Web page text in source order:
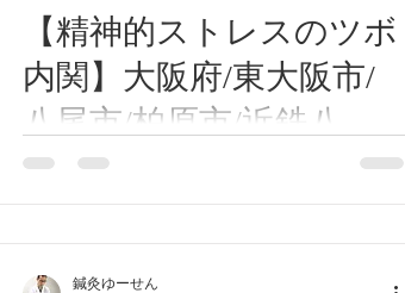
リウマチ【精神的ストレスのツボ
内関】大阪府/東大阪市/
八尾市/柏原市/近鉄八尾/
河内山本/高安/恩智/東洋
医学/ 自律神経失調症/鍼
精神的ストレスのツボ内関(ないかん)。 自律
神経失調症）ストレスから来る動悸、イライ
鍼灸ゆーせん